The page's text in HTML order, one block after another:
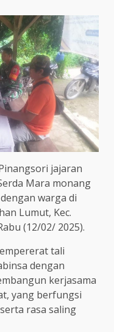
jajaran
Mara monang
warga di
Lumut, Kec.
(12/02/ 2025).
tali
dengan
kerjasama
yang berfungsi
rasa saling